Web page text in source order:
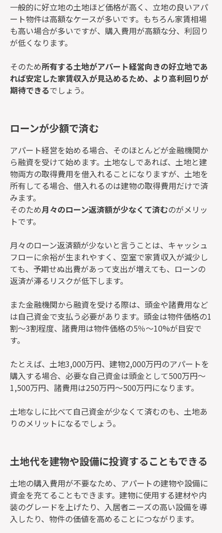
一般的に好立地の土地ほど価格が高く、立地の良いアパ
ート物件は高額なケースが多いです。もちろん家賃相場
も高い場合が多いですが、購入費用が高額な分、利回り
が低くなります。
そのため所有する土地がアパート経営向きの好立地であ
れば安定した家賃収入が見込めるため、より高利回りが
期待できるでしょう。
ローンが少額で済む
アパート経営を始める場合、そのほとんどが金融機関か
ら融資を受けて始めます。土地なしであれば、土地と建
物両方の取得費用を借入れることになりますが、土地を
所有してる場合、借入れるのは建物の取得費用だけで済
みます。
そのため月々のローン返済額が少なくて済むのがメリッ
トです。
月々のローン返済額が少ないと言うことは、キャッシュ
フローに余裕が生まれやすく、空室で家賃収入が減少し
ても、予期せぬ出費があって支出が増えても、ローンの
返済が滞るリスクが低下します。
また金融機関から融資を受ける際は、頭金や諸費用など
は自己資金で支払う必要があります。頭金は物件価格の1
割～3割程度、諸費用は物件価格の5％～10%が目安で
す。
たとえば、土地3,000万円、建物2,000万円のアパートを
購入する場合、必要な自己資金は頭金として500万円～
1,500万円、諸費用は250万円～500万円になります。
土地なしに比べて自己資金が少なくて済むのも、土地あ
りのメリットになるでしょう。
土地代を建物や設備に投資することもできる
土地の購入費用が不要なため、アパートの建物や設備に
資金を充てることもできます。建物に使用する建材や内
装のグレードを上げたり、入居者ニーズの高い設備を導
入したり、物件の価値を高めることにつながります。